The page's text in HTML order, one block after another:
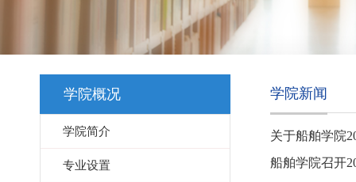
学院概况
学院简介
专业设置
学院新闻
关于船舶学院
船舶学院召开